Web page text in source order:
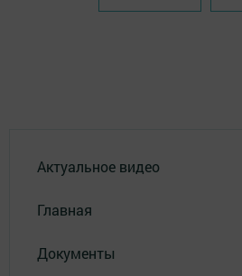
Актуальное видео
Главная
Документы